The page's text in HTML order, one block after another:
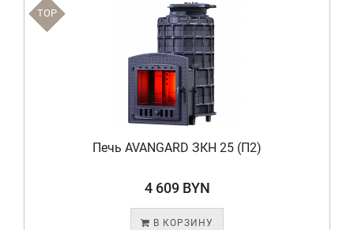
TOP
Печь AVANGARD ЗКH 25 (П2)
4 609 BYN
В КОРЗИНУ